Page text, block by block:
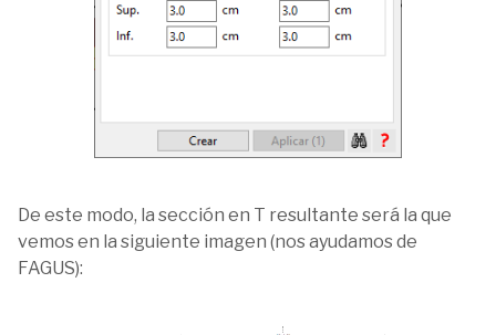
De este modo, la sección en T resultante será la que
vemos en la siguiente imagen (nos ayudamos de
FAGUS):